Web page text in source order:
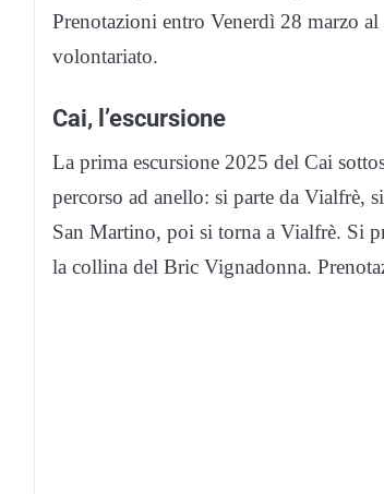
Prenotazioni entro Venerdì 28 marzo
volontariato.
Cai, l’escursione
La prima escursione 2025 del Cai
percorso ad anello: si parte da Vialfrè,
San Martino, poi si torna a Vialfrè. Si
la collina del Bric Vignadonna.